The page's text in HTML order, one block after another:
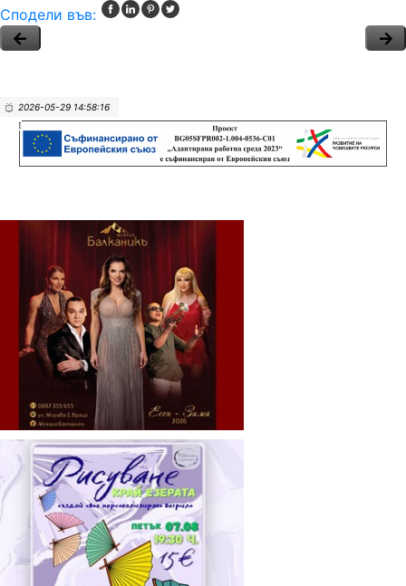
Сподели във:
2026-05-29 14:58:16